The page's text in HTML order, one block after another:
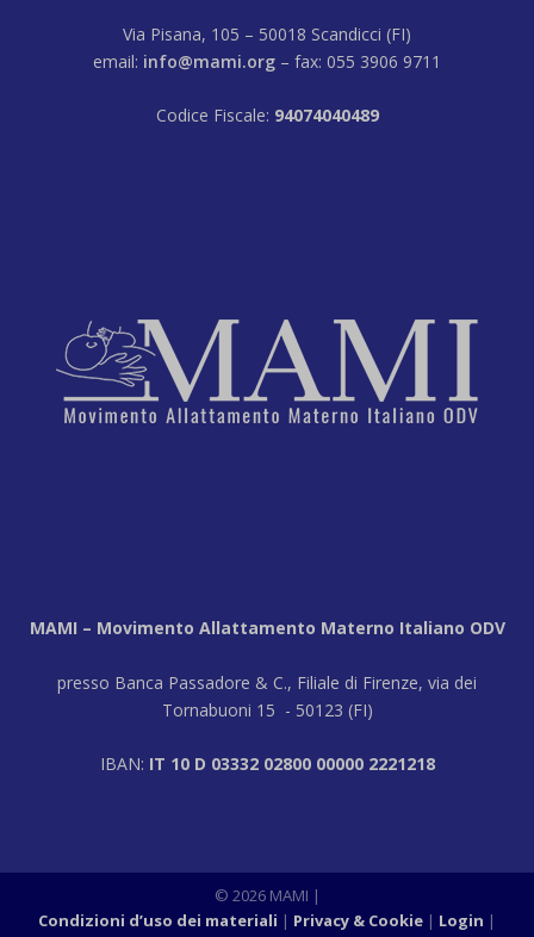
Via Pisana, 105 – 50018 Scandicci (FI)
email: info@mami.org – fax: 055 3906 9711
Codice Fiscale: 94074040489
MAMI – Movimento Allattamento Materno Italiano ODV
presso Banca Passadore & C., Filiale di Firenze, via dei
Tornabuoni 15 - 50123 (FI)
IBAN: IT 10 D 03332 02800 00000 2221218
© 2026 MAMI |
Condizioni d’uso dei materiali
Privacy & Cookie Login |